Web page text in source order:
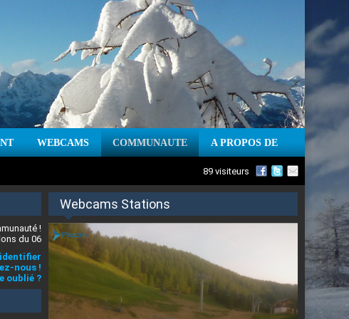
WEBCAMS COMMUNAUTE A PROPOS DE
89 visiteurs
!
du 06
nous !
oublié ?
Webcams Stations